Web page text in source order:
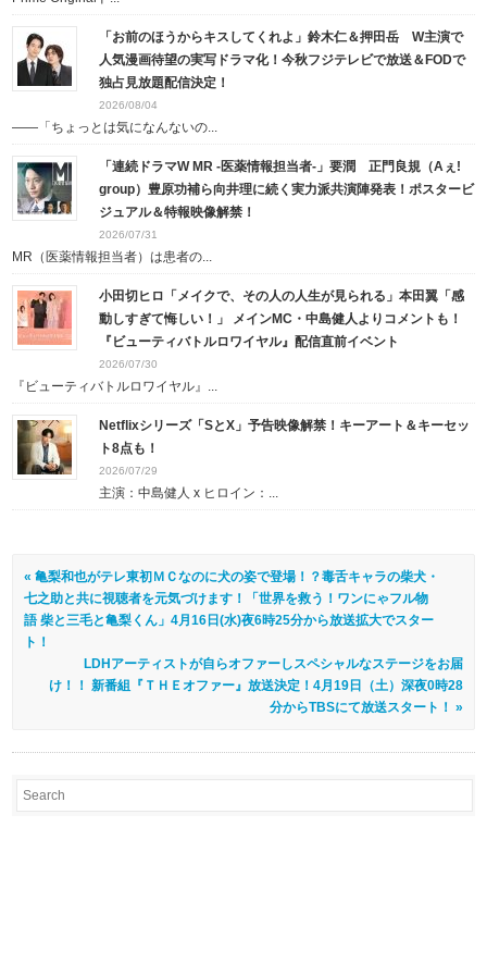
「お前のほうからキスしてくれよ」鈴木仁＆押田岳 W主演で
人気漫画待望の実写ドラマ化！今秋フジテレビで放送＆FODで
独占見放題配信決定！
2026/08/04
――「ちょっとは気になんないの...
「連続ドラマW MR -医薬情報担当者-」要潤 正門良規（Aぇ!
group）豊原功補ら向井理に続く実力派共演陣発表！ポスタービ
ジュアル＆特報映像解禁！
2026/07/31
MR（医薬情報担当者）は患者の...
小田切ヒロ「メイクで、その人の人生が見られる」本田翼「感
動しすぎて悔しい！」 メインMC・中島健人よりコメントも！
『ビューティバトルロワイヤル』配信直前イベント
2026/07/30
『ビューティバトルロワイヤル』...
Netflixシリーズ「SとX」予告映像解禁！キーアート＆キーセッ
ト8点も！
2026/07/29
主演：中島健人 x ヒロイン：...
« 亀梨和也がテレ東初ＭＣなのに犬の姿で登場！？毒舌キャラの柴犬・
七之助と共に視聴者を元気づけます！「世界を救う！ワンにゃフル物
語 柴と三毛と亀梨くん」4月16日(水)夜6時25分から放送拡大でスター
ト！
LDHアーティストが自らオファーしスペシャルなステージをお届
け！！ 新番組『ＴＨＥオファー』放送決定！4月19日（土）深夜0時28
分からTBSにて放送スタート！ »